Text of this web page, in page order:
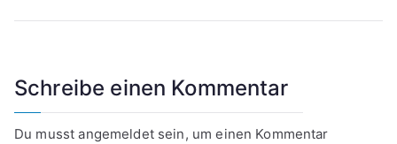
Schreibe einen Kommentar
Du musstangemeldetsein, um einen Kommentar